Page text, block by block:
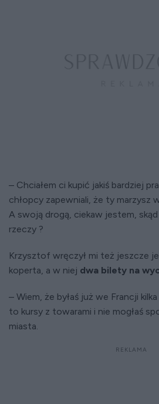
– Chciałem ci kupić jakiś bardziej
chłopcy zapewniali, że ty marzysz
A swoją drogą, ciekaw jestem,
rzeczy ?
Krzysztof wręczył mi też jeszcze
koperta, a w niej dwa bilety na
– Wiem, że byłaś już we Francji
to kursy z towarami i nie mogłaś
miasta.